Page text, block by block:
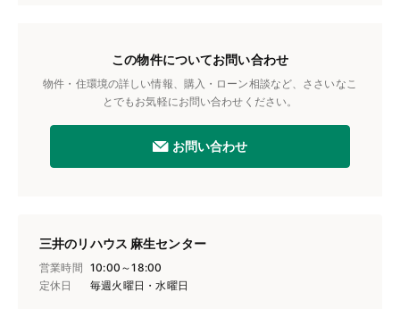
この物件についてお問い合わせ
物件・住環境の詳しい情報、購入・ローン相談など、ささいなこ
とでもお気軽にお問い合わせください。
お問い合わせ
三井のリハウス 麻生センター
営業時間 10:00～18:00
定休日
毎週火曜日・水曜日